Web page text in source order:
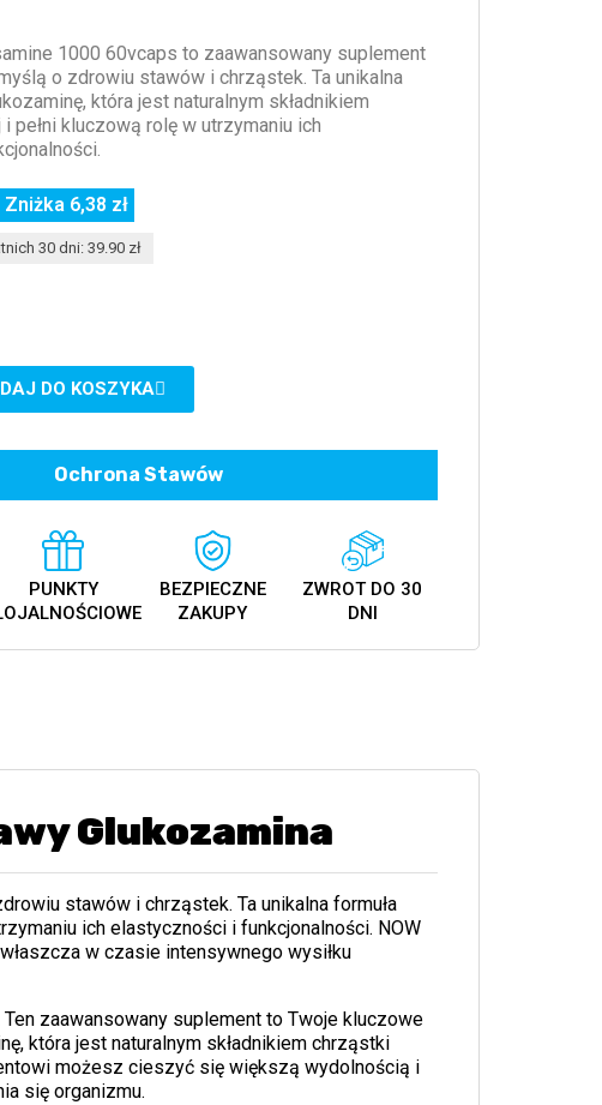
1000 60vcaps to zaawansowany suplement
o zdrowiu stawów i chrząstek. Ta unikalna
która jest naturalnym składnikiem
pełni kluczową rolę w utrzymaniu ich
Zniżka 6,38 zł
30 dni: 39.90 zł
DO KOSZYKA
Ochrona Stawów
PUNKTY
BEZPIECZNE
ZAKUPY
ZWROT DO 30
DNI
Glukozamina
stawów i chrząstek. Ta unikalna formuła
ich elastyczności i funkcjonalności. NOW
w czasie intensywnego wysiłku
Ten zaawansowany suplement to Twoje kluczowe
która jest naturalnym składnikiem chrząstki
możesz cieszyć się większą wydolnością i
się organizmu.